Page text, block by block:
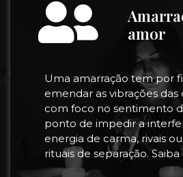
amor
Uma amarração tem por
emendar as vibrações das
com foco no sentimento
ponto de impedir a
energia de carma, rivais
rituais de separação. Saiba